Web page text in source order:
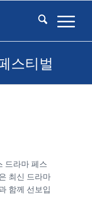
스티벌
드라마 페스
최신 드라마
함께 선보입